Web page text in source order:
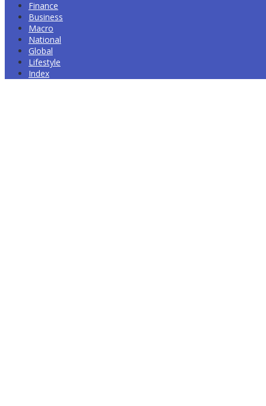
Finance
Business
Macro
National
Global
Lifestyle
Index